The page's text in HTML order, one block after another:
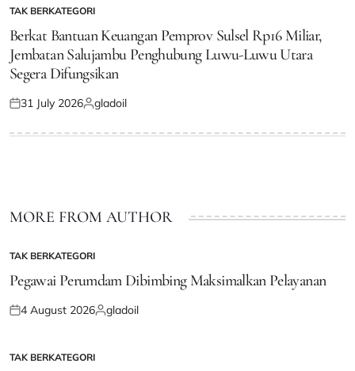
POSTED
IN
TAK BERKATEGORI
Berkat Bantuan Keuangan Pemprov Sulsel Rp16 Miliar,
Jembatan Salujambu Penghubung Luwu-Luwu Utara
Segera Difungsikan
Posted
31 July 2026Posted
gladoil
MORE FROM AUTHOR
POSTED
IN
TAK BERKATEGORI
Pegawai Perumdam Dibimbing Maksimalkan Pelayanan
Posted
4 August 2026Posted
gladoil
POSTED
TAK BERKATEGORI